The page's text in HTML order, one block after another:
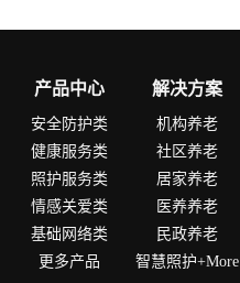
产品中心
安全防护类
健康服务类
照护服务类
情感关爱类
基础网络类
更多产品
解决方案
机构养老
社区养老
居家养老
医养养老
民政养老
智慧照护+More